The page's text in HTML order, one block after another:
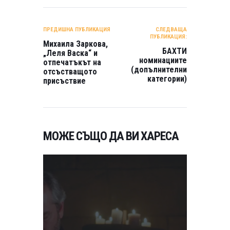
ПРЕДИШНА ПУБЛИКАЦИЯ
Михаила Заркова,
„Леля Васка“ и
отпечатъкът на
отсъстващото
присъствие
СЛЕДВАЩА
ПУБЛИКАЦИЯ:
БАХТИ
номинациите
(допълнителни
категории)
МОЖЕ СЪЩО ДА ВИ ХАРЕСА